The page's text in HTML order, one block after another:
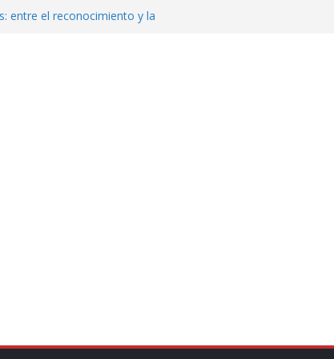
entre el reconocimiento y la
punzante a cuatro hombres